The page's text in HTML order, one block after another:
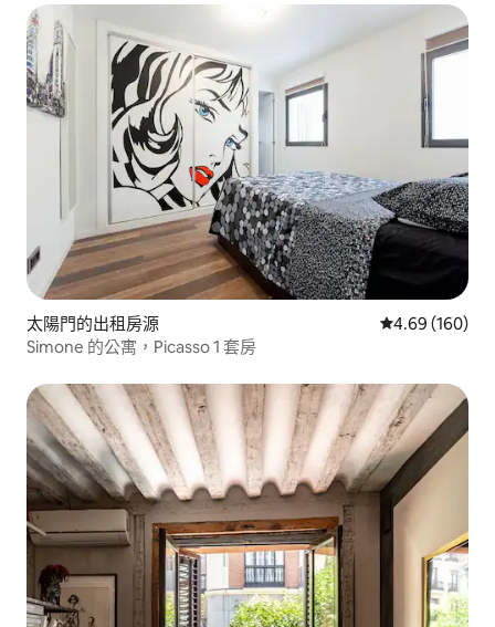
太陽門的出租房源 從 160 則評價
4.69 (160)
Simone 的公寓，Picasso 1 套房